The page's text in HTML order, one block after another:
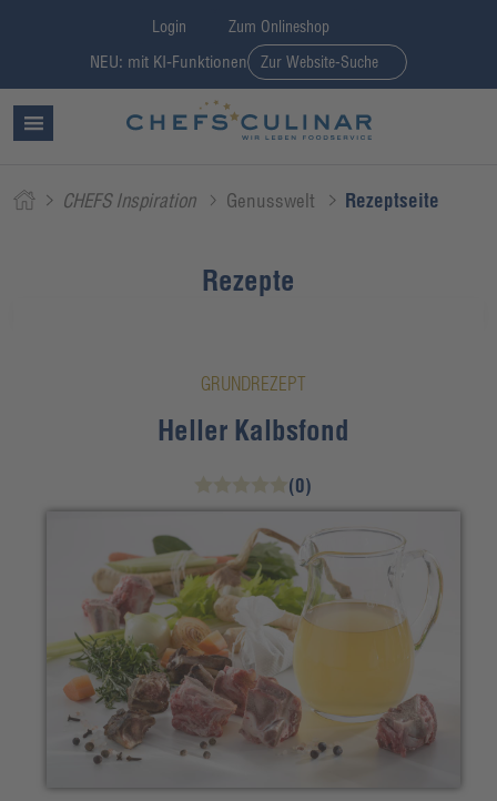
Login Zum Onlineshop
NEU: mit KI-Funktionen Zur Website-Suche
CHEFS Inspiration Genusswelt Rezeptseite
Rezepte
GRUNDREZEPT
Heller Kalbsfond
(0)